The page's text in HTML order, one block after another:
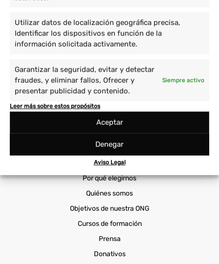
Utilizar datos de localización geográfica precisa,
Identificar los dispositivos en función de la
información solicitada activamente.
Garantizar la seguridad, evitar y detectar
fraudes, y eliminar fallos, Ofrecer y
presentar publicidad y contenido.
Siempre activo
Leer más sobre estos propósitos
Aceptar
Denegar
Aviso Legal
Voluntario en América
Cuidado de niños y enseñanza
Empoderamiento de la mujer
Immersión cultural
Prácticas Universitarias
Sanidad
Voluntariado Corporativo
Cooperatour
Voluntariado ONG
Por qué elegirnos
Quiénes somos
Objetivos de nuestra ONG
Cursos de formación
Prensa
Donativos